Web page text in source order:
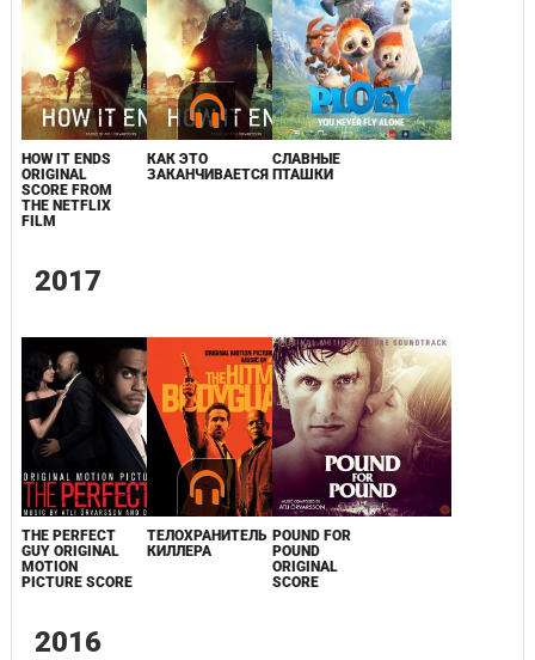
HOW IT ENDS
ORIGINAL
SCORE FROM
THE NETFLIX
FILM
КАК ЭТО
ЗАКАНЧИВАЕТСЯ
СЛАВНЫЕ
ПТАШКИ
2017
THE PERFECT
GUY ORIGINAL
MOTION
PICTURE SCORE
ТЕЛОХРАНИТЕЛЬ
КИЛЛЕРА
POUND FOR
POUND
ORIGINAL
SCORE
2016